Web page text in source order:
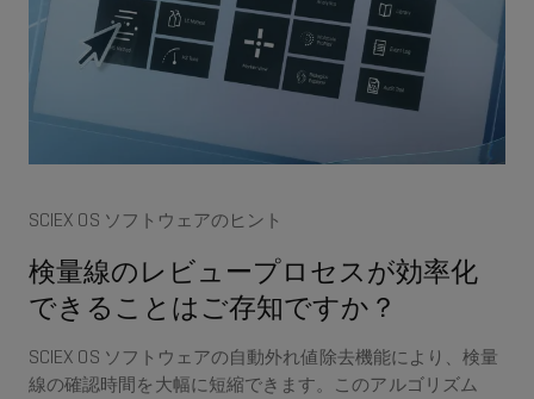
SCIEX OS ソフトウェアのヒント
検量線のレビュープロセスが効率化
できることはご存知ですか？
SCIEX OS ソフトウェアの自動外れ値除去機能により、検量
線の確認時間を大幅に短縮できます。このアルゴリズム